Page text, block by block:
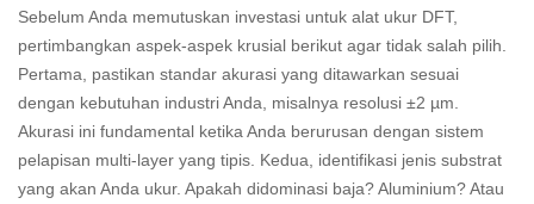
Sebelum Anda memutuskan investasi untuk alat ukur DFT,
pertimbangkan aspek-aspek krusial berikut agar tidak salah pilih.
Pertama, pastikan standar akurasi yang ditawarkan sesuai
dengan kebutuhan industri Anda, misalnya resolusi ±2 µm.
Akurasi ini fundamental ketika Anda berurusan dengan sistem
pelapisan multi-layer yang tipis. Kedua, identifikasi jenis substrat
yang akan Anda ukur. Apakah didominasi baja? Aluminium? Atau